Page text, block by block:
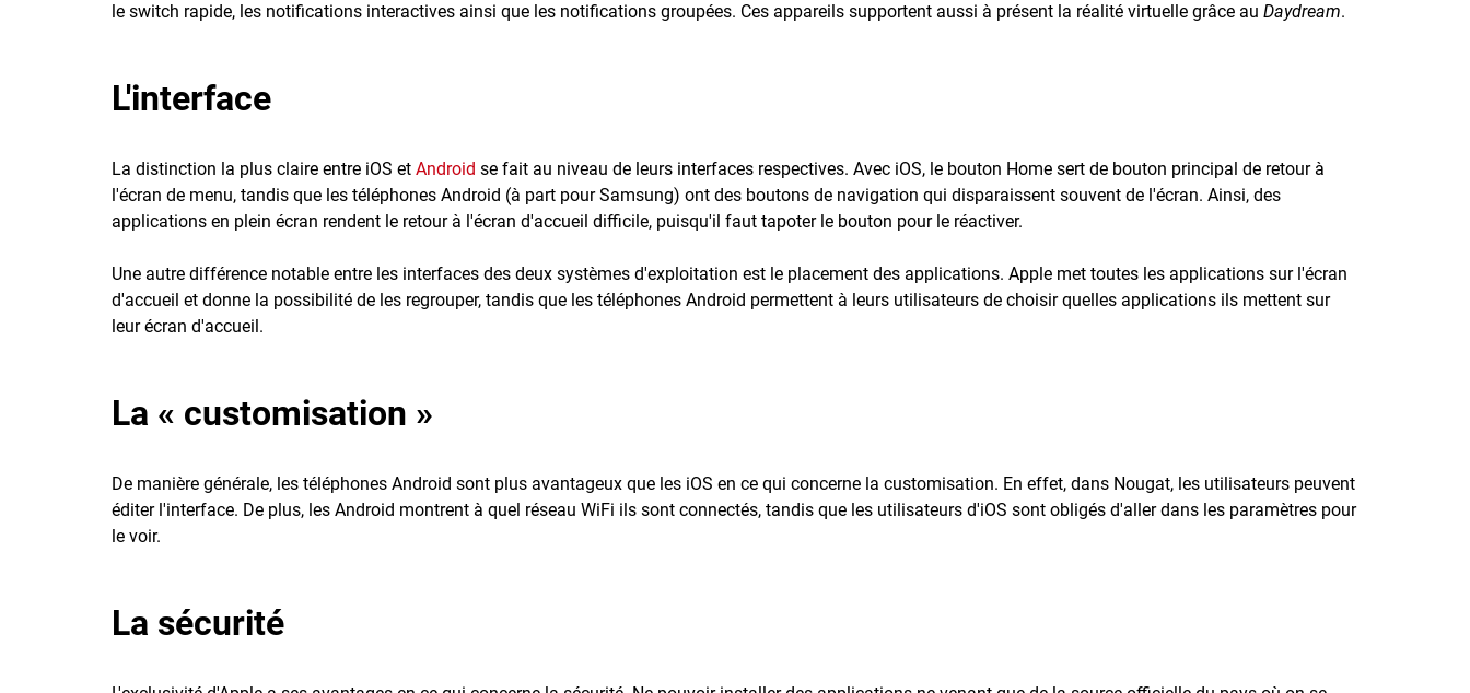
le switch rapide, les notifications interactives ainsi que les notifications groupées. Ces appareils supportent aussi à présent la réalité virtuelle grâce au Daydream.
L'interface
La distinction la plus claire entre iOS et Android se fait au niveau de leurs interfaces respectives. Avec iOS, le bouton Home sert de bouton principal de retour à
l'écran de menu, tandis que les téléphones Android (à part pour Samsung) ont des boutons de navigation qui disparaissent souvent de l'écran. Ainsi, des
applications en plein écran rendent le retour à l'écran d'accueil difficile, puisqu'il faut tapoter le bouton pour le réactiver.
Une autre différence notable entre les interfaces des deux systèmes d'exploitation est le placement des applications. Apple met toutes les applications sur l'écran
d'accueil et donne la possibilité de les regrouper, tandis que les téléphones Android permettent à leurs utilisateurs de choisir quelles applications ils mettent sur
leur écran d'accueil.
La « customisation »
De manière générale, les téléphones Android sont plus avantageux que les iOS en ce qui concerne la customisation. En effet, dans Nougat, les utilisateurs peuvent
éditer l'interface. De plus, les Android montrent à quel réseau WiFi ils sont connectés, tandis que les utilisateurs d'iOS sont obligés d'aller dans les paramètres pour
le voir.
La sécurité